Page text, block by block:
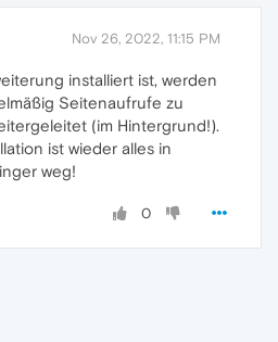
Nov 26, 2022, 11:15 PM
installiert ist, werden
Seitenaufrufe zu
(im Hintergrund!).
ist wieder alles in
weg!
0